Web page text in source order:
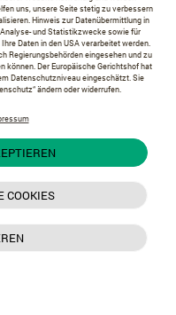
uns, unsere Seite stetig zu verbessern
Hinweis zur Datenübermittlung in
und Statistikzwecke sowie für
Daten in den USA verarbeitet werden.
Regierungsbehörden eingesehen und zu
können. Der Europäische Gerichtshof hat
Datenschutzniveau eingeschätzt. Sie
ändern oder widerrufen.
COOKIES